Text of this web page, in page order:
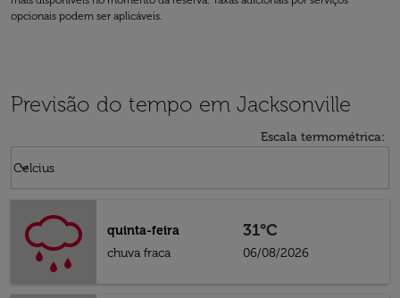
opcionais podem ser aplicáveis.
Previsão do tempo em Jacksonville
Escala termométrica:
Celcius
keyboard_arrow_down
quinta-feira
chuva fraca
31°C
06/08/2026